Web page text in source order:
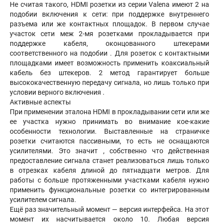
Не считая такого, HDMI розетки из серии Valena имеют 2 на
подобии включения к сети: при поддержке внутреннего
разъема или же контактных площадок. В первом случае
участок сети меж 2-мя розетками прокладывается при
поддержке кабеля, оконцованного штекерами
соответственного на подобии . Для розеток с контактными
площадками имеет возможность применить коаксиальный
кабель без штекеров. 2 метод гарантирует больше
высококачественную передачу сигнала, но лишь только при
условии верного включения .
Активные аспекты
При применении эталона HDMI в прокладывании сети или же
ее участка нужно принимать во внимание кое-какие
особенности технологии. Выставленные на страничке
розетки считаются пассивными, то есть не оснащаются
усилителями. Это значит , собственно что действенная
предоставление сигнала станет реализоваться лишь только
в отрезках кабеля длиной до пятнадцати метров. Для
работы с больше протяженными участками кабеля нужно
применить функциональные розетки со интегрированным
усилителем сигнала.
Ещё раз значительный момент — версия интерфейса. На этот
момент их насчитывается около 10. Любая версия